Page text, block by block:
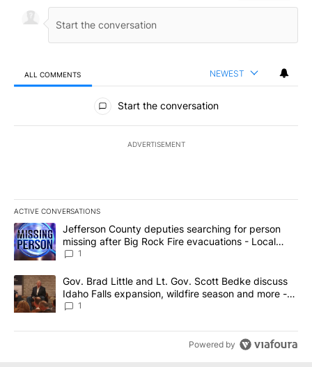
ALL COMMENTS NEWEST
All Comments
Start the conversation
ADVERTISEMENT
ACTIVE CONVERSATIONS
The following is a list of the most commented articles in the last
A trending article titled "Jefferson County deputies searching
Jefferson County deputies searching for person
missing after Big Rock Fire evacuations - Local
News 8
1
A trending article titled "Gov. Brad Little and Lt. Gov. Scott
Gov. Brad Little and Lt. Gov. Scott Bedke discuss
Idaho Falls expansion, wildfire season and more -
Local News 8
1
Powered by